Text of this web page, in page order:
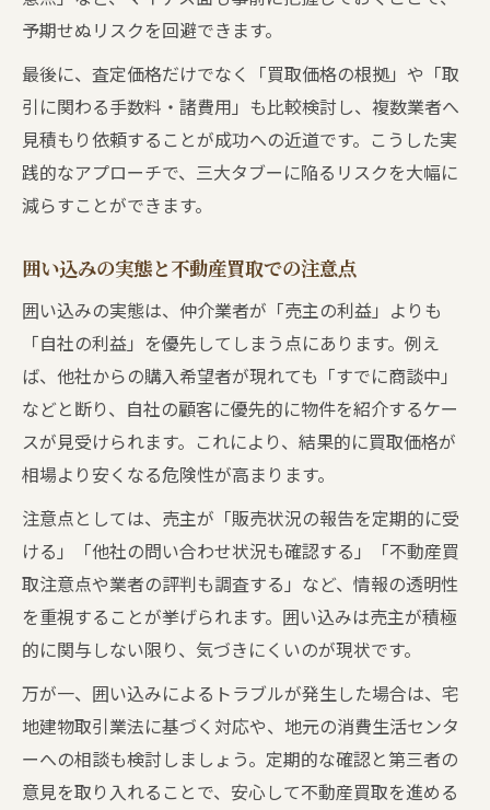
予期せぬリスクを回避できます。
最後に、査定価格だけでなく「買取価格の根拠」や「取
引に関わる手数料・諸費用」も比較検討し、複数業者へ
見積もり依頼することが成功への近道です。こうした実
践的なアプローチで、三大タブーに陥るリスクを大幅に
減らすことができます。
囲い込みの実態と不動産買取での注意点
囲い込みの実態は、仲介業者が「売主の利益」よりも
「自社の利益」を優先してしまう点にあります。例え
ば、他社からの購入希望者が現れても「すでに商談中」
などと断り、自社の顧客に優先的に物件を紹介するケー
スが見受けられます。これにより、結果的に買取価格が
相場より安くなる危険性が高まります。
注意点としては、売主が「販売状況の報告を定期的に受
ける」「他社の問い合わせ状況も確認する」「不動産買
取注意点や業者の評判も調査する」など、情報の透明性
を重視することが挙げられます。囲い込みは売主が積極
的に関与しない限り、気づきにくいのが現状です。
万が一、囲い込みによるトラブルが発生した場合は、宅
地建物取引業法に基づく対応や、地元の消費生活センタ
ーへの相談も検討しましょう。定期的な確認と第三者の
意見を取り入れることで、安心して不動産買取を進める